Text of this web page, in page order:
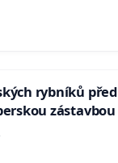
rybníků před
zástavbou